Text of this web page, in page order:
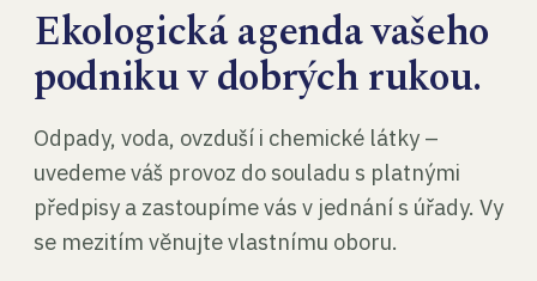
Ekologická agenda vašeho
podniku v dobrých rukou.
Odpady, voda, ovzduší i chemické látky –
uvedeme váš provoz do souladu s platnými
předpisy a zastoupíme vás v jednání s úřady. Vy
se mezitím věnujte vlastnímu oboru.